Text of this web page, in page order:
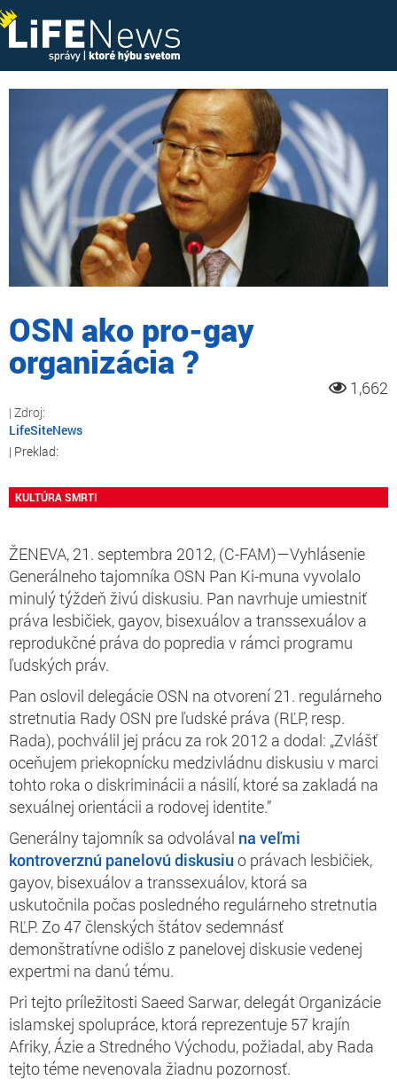
OSN ako pro-gay
organizácia ?
1,662
LifeSiteNews
KULTÚRA SMRTI
ŽENEVA, 21. septembra 2012, (C-FAM)—Vyhlásenie
Generálneho tajomníka OSN Pan Ki-muna vyvolalo
minulý týždeň živú diskusiu. Pan navrhuje umiestniť
práva lesbičiek, gayov, bisexuálov a transsexuálov a
reprodukčné práva do popredia v rámci programu
ľudských práv.
Pan oslovil delegácie OSN na otvorení 21. regulárneho
stretnutia Rady OSN pre ľudské práva (RĽP, resp.
Rada), pochválil jej prácu za rok 2012 a dodal: „Zvlášť
oceňujem priekopnícku medzivládnu diskusiu v marci
tohto roka o diskriminácii a násilí, ktoré sa zakladá na
sexuálnej orientácii a rodovej identite.”
Generálny tajomník sa odvolával na veľmi
kontroverznú panelovú diskusiu o právach lesbičiek,
gayov, bisexuálov a transsexuálov, ktorá sa
uskutočnila počas posledného regulárneho stretnutia
RĽP. Zo 47 členských štátov sedemnásť
demonštratívne odišlo z panelovej diskusie vedenej
expertmi na danú tému.
Pri tejto príležitosti Saeed Sarwar, delegát Organizácie
islamskej spolupráce, ktorá reprezentuje 57 krajín
Afriky, Ázie a Stredného Východu, požiadal, aby Rada
tejto téme nevenovala žiadnu pozornosť.